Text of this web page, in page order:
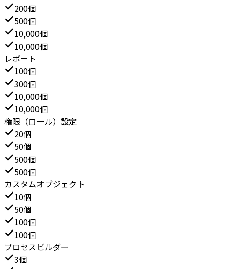
200個
500個
10,000個
10,000個
レポート
100個
300個
10,000個
10,000個
権限（ロール）設定
20個
50個
500個
500個
カスタムオブジェクト
10個
50個
100個
100個
プロセスビルダー
3個